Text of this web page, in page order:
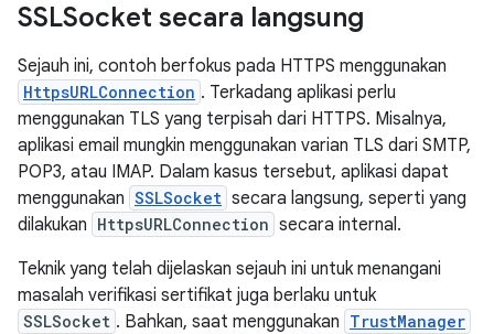
SSLSocket secara langsung
Sejauh ini, contoh berfokus pada HTTPS menggunakan
HttpsURLConnection . Terkadang aplikasi perlu
menggunakan TLS yang terpisah dari HTTPS. Misalnya,
aplikasi email mungkin menggunakan varian TLS dari SMTP,
POP3, atau IMAP. Dalam kasus tersebut, aplikasi dapat
menggunakan SSLSocket secara langsung, seperti yang
dilakukan HttpsURLConnection secara internal.
Teknik yang telah dijelaskan sejauh ini untuk menangani
masalah verifikasi sertifikat juga berlaku untuk
SSLSocket . Bahkan, saat menggunakan TrustManager